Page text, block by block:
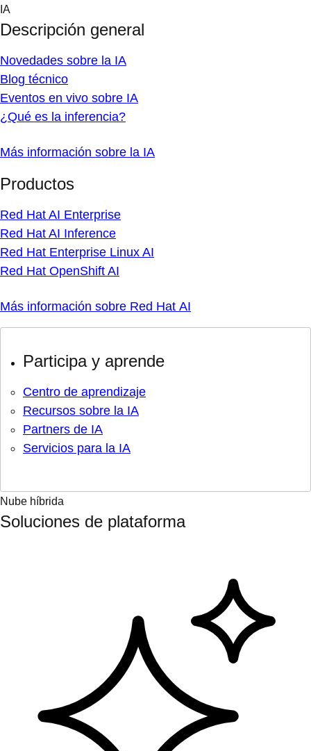
Skip
content
IA
Descripción general
Novedades sobre la IA
Blog técnico
Eventos en vivo sobre IA
¿Qué es la inferencia?
Más información sobre la IA
Productos
Red Hat AI Enterprise
Red Hat AI Inference
Red Hat Enterprise Linux AI
Red Hat OpenShift AI
Más información sobre Red Hat AI
Participa y aprende
Centro de aprendizaje
Recursos sobre la IA
Partners de IA
Servicios para la IA
Nube híbrida
Soluciones de plataforma